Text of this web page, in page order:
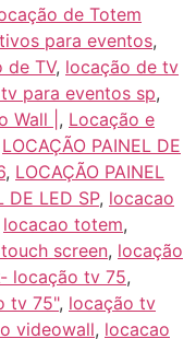
de Totem
para eventos,
de TV, locação de tv
para eventos sp,
Wall | , Locação e
LOCAÇÃO PAINEL DE
, LOCAÇÃO PAINEL
DE LED SP, locacao
locacao totem,
screen, locação
locação tv 75,
tv 75", locação tv
videowall, locacao